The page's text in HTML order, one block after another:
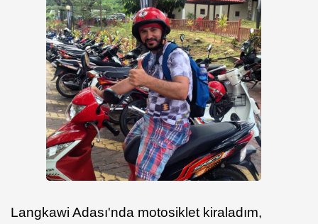
Langkawi Adası'nda motosiklet kiraladım,